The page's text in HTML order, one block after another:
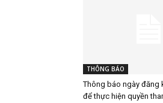
THÔNG BÁO
Thông báo ngày đăng
để thực hiện quyền